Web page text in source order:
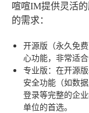
喧喧IM提供灵活
的需求：
开源版（永久免费
心功能，非常适
专业版：在开源
安全功能（如数
登录等完整的企
单位的首选。